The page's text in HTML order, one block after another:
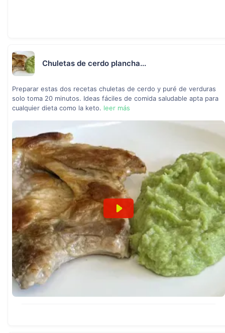
Chuletas de cerdo plancha...
Preparar estas dos recetas chuletas de cerdo y puré de verduras
solo toma 20 minutos. Ideas fáciles de comida saludable apta para
cualquier dieta como la keto. leer más